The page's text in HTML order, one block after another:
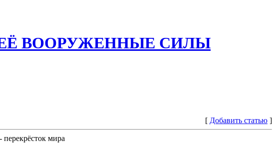
ВООРУЖЕННЫЕ СИЛЫ
[ Добавить статью ]
мира